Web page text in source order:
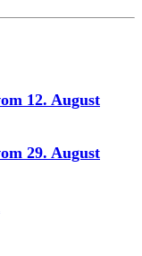
12. August
29. August